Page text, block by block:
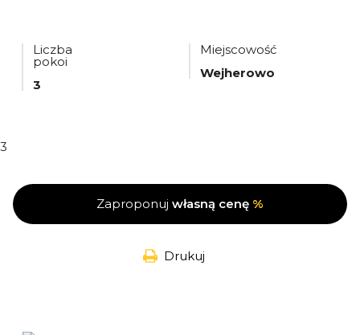
Liczba
pokoi
3
Miejscowość
Wejherowo
3
Zaproponuj własną cenę %
Drukuj